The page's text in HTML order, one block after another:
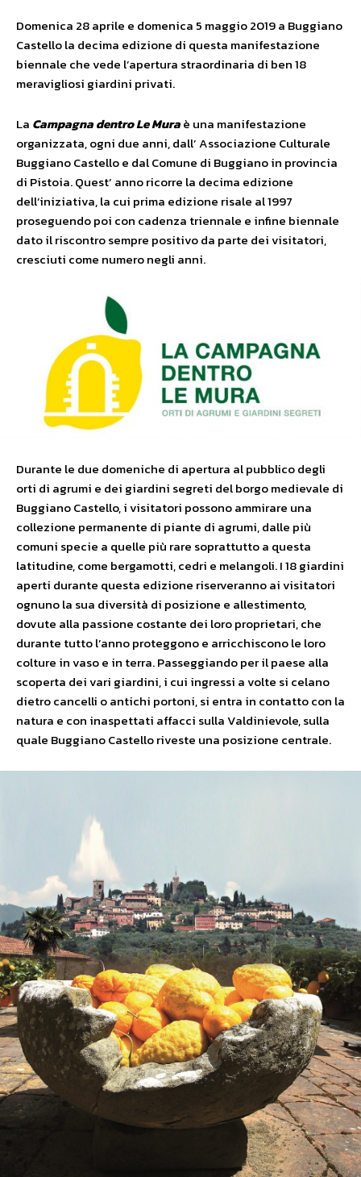
Domenica 28 aprile e domenica 5 maggio 2019 a Buggiano
Castello la decima edizione di questa manifestazione
biennale che vede l’apertura straordinaria di ben 18
meravigliosi giardini privati.
La Campagna dentro Le Muraè una manifestazione
organizzata, ogni due anni, dall’ Associazione Culturale
Buggiano Castello e dal Comune di Buggiano in provincia
di Pistoia. Quest’ anno ricorre la decima edizione
dell’iniziativa, la cui prima edizione risale al 1997
proseguendo poi con cadenza triennale e infine biennale
dato il riscontro sempre positivo da parte dei visitatori,
cresciuti come numero negli anni.
Durante le due domeniche di apertura al pubblico degli
orti di agrumi e dei giardini segreti del borgo medievale di
Buggiano Castello, i visitatori possono ammirare una
collezione permanente di piante di agrumi, dalle più
comuni specie a quelle più rare soprattutto a questa
latitudine, come bergamotti, cedri e melangoli. I 18 giardini
aperti durante questa edizione riserveranno ai visitatori
ognuno la sua diversità di posizione e allestimento,
dovute alla passione costante dei loro proprietari, che
durante tutto l’anno proteggono e arricchiscono le loro
colture in vaso e in terra. Passeggiando per il paese alla
scoperta dei vari giardini, i cui ingressi a volte si celano
dietro cancelli o antichi portoni, si entra in contatto con la
natura e con inaspettati affacci sulla Valdinievole, sulla
quale Buggiano Castello riveste una posizione centrale.